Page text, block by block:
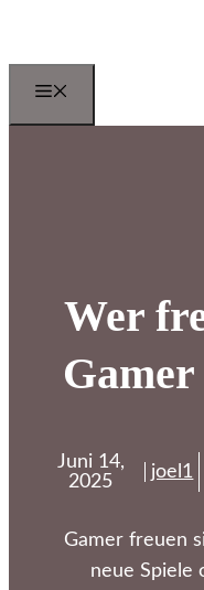
springen
Wer
Gamer
Juni 14,
2025
joel1
Gamer freuen
neue Spiele